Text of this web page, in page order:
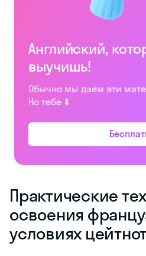
Английский,
выучишь!
Обычно мы даём эти
Но тебе ⬇️
Практические
освоения
условиях